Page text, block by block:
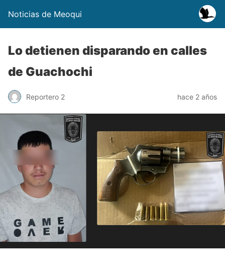
Noticias de Meoqui
Lo detienen disparando en calles
de Guachochi
Reportero 2 hace 2 años